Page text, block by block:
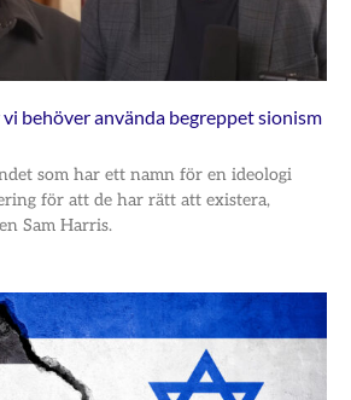
behöver använda begreppet sionism
som har ett namn för en ideologi
för att de har rätt att existera,
Sam Harris.